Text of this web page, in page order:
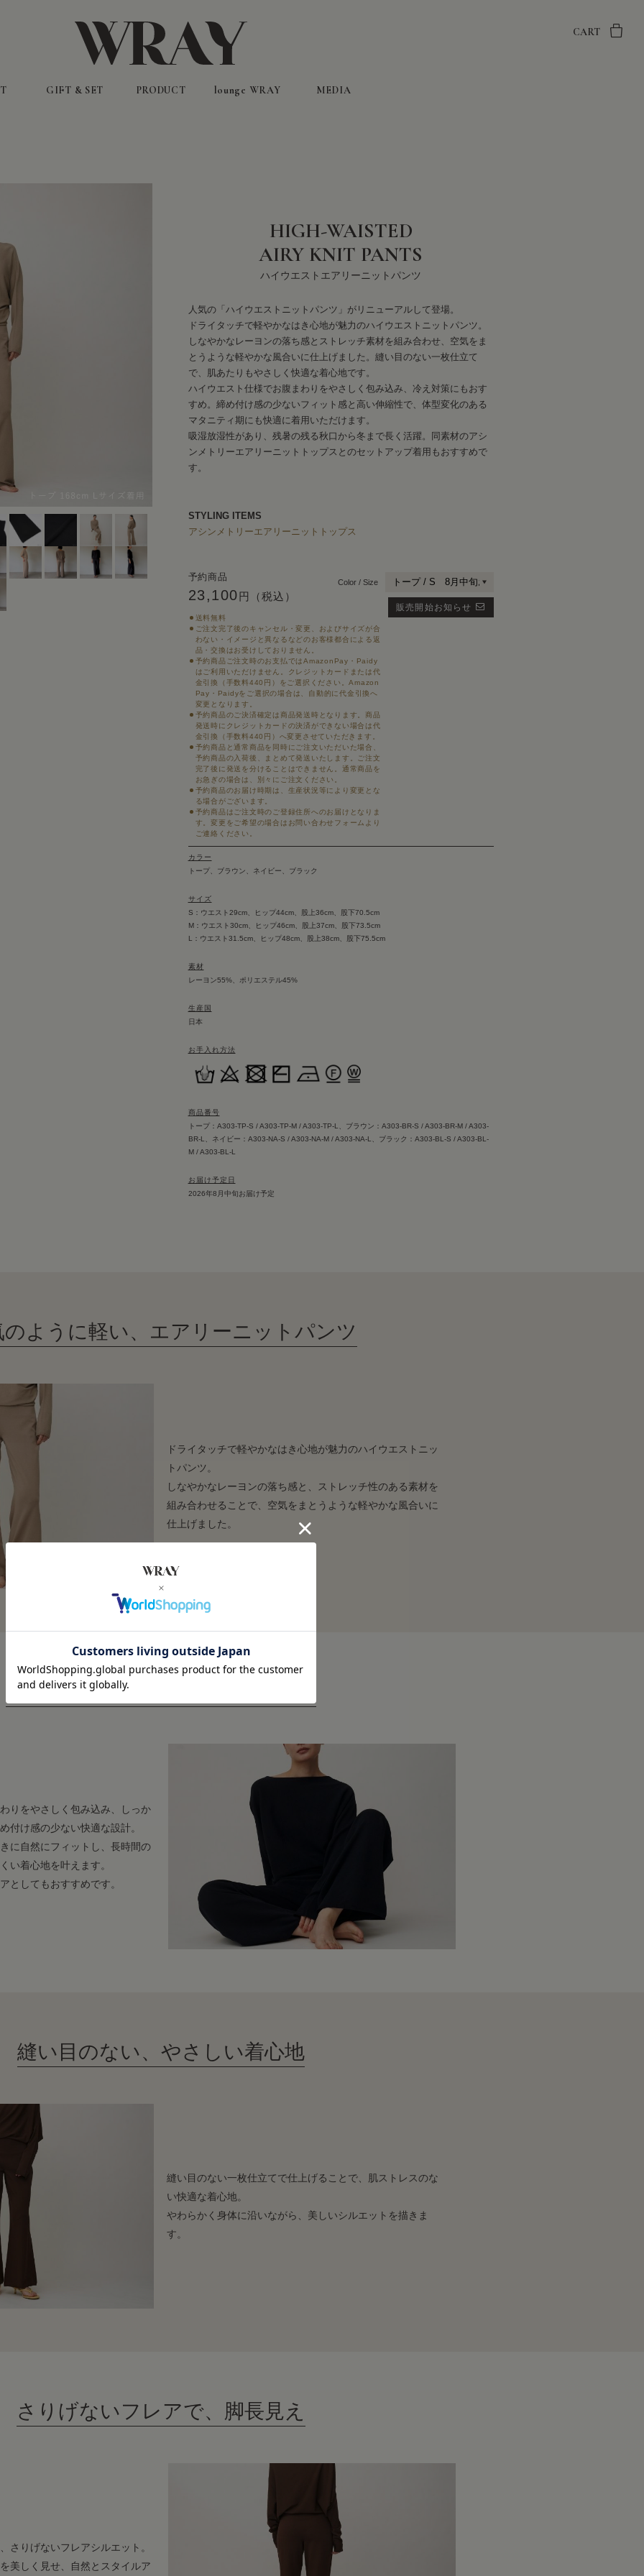
CART
GIFT & SET PRODUCT lounge WRAY MEDIA
HIGH-WAISTED
AIRY KNIT PANTS
ハイウエストエアリーニットパンツ
人気の「ハイウエストニットパンツ」がリニューアルして登場。
ドライタッチで軽やかなはき心地が魅力のハイウエストニットパンツ。
しなやかなレーヨンの落ち感とストレッチ素材を組み合わせ、空気をま
とうような軽やかな風合いに仕上げました。縫い目のない一枚仕立て
で、肌あたりもやさしく快適な着心地です。
ハイウエスト仕様でお腹まわりをやさしく包み込み、冷え対策にもおす
すめ。締め付け感の少ないフィット感と高い伸縮性で、体型変化のある
マタニティ期にも快適に着用いただけます。
吸湿放湿性があり、残暑の残る秋口から冬まで長く活躍。同素材のアシ
ンメトリーエアリーニットトップスとのセットアップ着用もおすすめで
す。
STYLING ITEMS
アシンメトリーエアリーニットトップス
予約商品
23,100 円（税込）
送料無料
ご注文完了後のキャンセル・変更、およびサイズが合
わない・イメージと異なるなどのお客様都合による返
品・交換はお受けしておりません。
予約商品ご注文時のお支払ではAmazonPay・Paidy
はご利用いただけません。クレジットカードまたは代
金引換（手数料440円）をご選択ください。Amazon
Pay・Paidyをご選択の場合は、自動的に代金引換へ
変更となります。
予約商品のご決済確定は商品発送時となります。商品
発送時にクレジットカードの決済ができない場合は代
金引換（手数料440円）へ変更させていただきます。
予約商品と通常商品を同時にご注文いただいた場合、
予約商品の入荷後、まとめて発送いたします。ご注文
完了後に発送を分けることはできません。通常商品を
お急ぎの場合は、別々にご注文ください。
予約商品のお届け時期は、生産状況等により変更とな
る場合がございます。
予約商品はご注文時のご登録住所へのお届けとなりま
す。変更をご希望の場合はお問い合わせフォームより
ご連絡ください。
Color / Size
販売開始お知らせ
カラー
トープ、ブラウン、ネイビー、ブラック
サイズ
S：ウエスト29cm、ヒップ44cm、股上36cm、股下70.5cm
M：ウエスト30cm、ヒップ46cm、股上37cm、股下73.5cm
L：ウエスト31.5cm、ヒップ48cm、股上38cm、股下75.5cm
素材
レーヨン55%、ポリエステル45%
生産国
日本
お手入れ方法
商品番号
トープ：A303-TP-S / A303-TP-M / A303-TP-L、ブラウン：A303-BR-S / A303-BR-M / A303-
BR-L、ネイビー：A303-NA-S / A303-NA-M / A303-NA-L、ブラック：A303-BL-S / A303-BL-
M / A303-BL-L
お届け予定日
2026年8月中旬お届け予定
のように軽い、エアリーニットパンツ
ドライタッチで軽やかなはき心地が魅力のハイウエストニッ
トパンツ。
しなやかなレーヨンの落ち感と、ストレッチ性のある素材を
組み合わせることで、空気をまとうような軽やかな風合いに
仕上げました。
しっかり伸びてやさしく包み込む
りをやさしく包み込み、しっか
付け感の少ない快適な設計。
に自然にフィットし、長時間の
い着心地を叶えます。
としてもおすすめです。
縫い目のない、やさしい着心地
縫い目のない一枚仕立てで仕上げることで、肌ストレスのな
い快適な着心地。
やわらかく身体に沿いながら、美しいシルエットを描きま
す。
さりげないフレアで、脚長見え
さりげないフレアシルエット。
美しく見せ、自然とスタイルア